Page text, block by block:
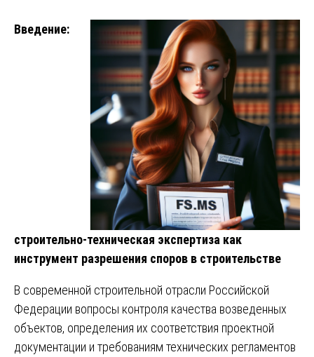
Введение:
строительно-техническая экспертиза как
инструмент разрешения споров в строительстве
В современной строительной отрасли Российской
Федерации вопросы контроля качества возведенных
объектов, определения их соответствия проектной
документации и требованиям технических регламентов